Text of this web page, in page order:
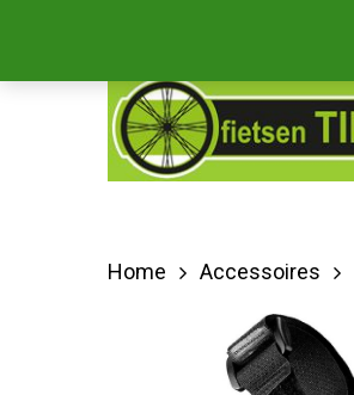
Home Accessoires